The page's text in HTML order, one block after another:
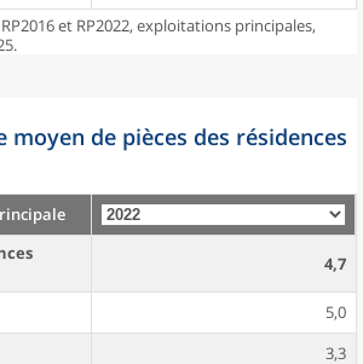
et RP2022, exploitations principales,
moyen de pièces des résidences
4,7
5,0
3,3